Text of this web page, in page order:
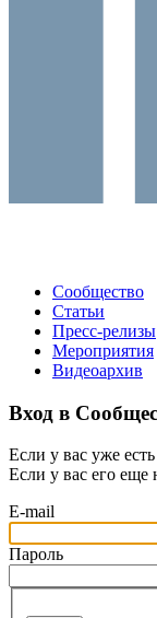
Сообщество
Статьи
Пресс-релизы
Мероприятия
Видеоархив
Вход в
Если у вас уже
Если у вас его еще
E-mail
Пароль